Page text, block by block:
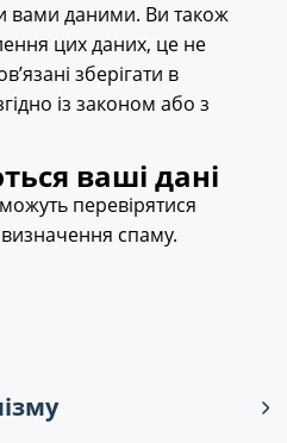
вами даними. Ви також
цих даних, це не
зберігати в
із законом або з
ваші дані
перевірятися
спаму.